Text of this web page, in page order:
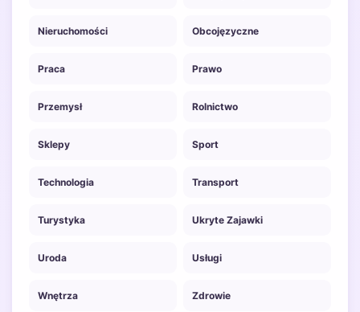
Nieruchomości Obcojęzyczne
Praca Prawo
Przemysł Rolnictwo
Sklepy Sport
Technologia Transport
Turystyka Ukryte Zajawki
Uroda Usługi
Wnętrza Zdrowie